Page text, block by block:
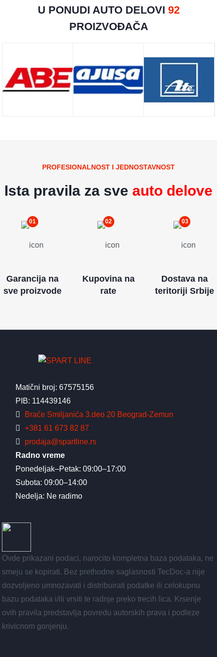
U PONUDI AUTO DELOVI 92
PROIZVOĐAČA
PROFESIONALNOST I JEDNOSTAVNOST
Ista pravila za sve auto delove
01
Garancija na
sve proizvode
02
Kupovina na
rate
03
Dostava na
teritoriji Srbije
Matični broj: 67575156
PIB: 114439146
Braće Smiljanića 3.deo 20 Beograd-Zemun
+381 61 673 82 87
prodaja@spartline.rs
Radno vreme
Ponedeljak–Petak: 09:00–17:00
Subota: 09:00–14:00
Nedelja: Ne radimo
Ovde prikazani podaci, narocito kompletna baza podataka, ne
smeju se kopirati. Bez prethodne saglasnosti TecDoc-a nije
dozvoljeno umnozavati i distribuirati podatke ili celokupnu
bazu podataka i/ili vrsiti te radnje preko trecih lica. Krsenje
ovih pravila predstavlja povredu autorskih prava i podleze
krivicnom gonjenju.